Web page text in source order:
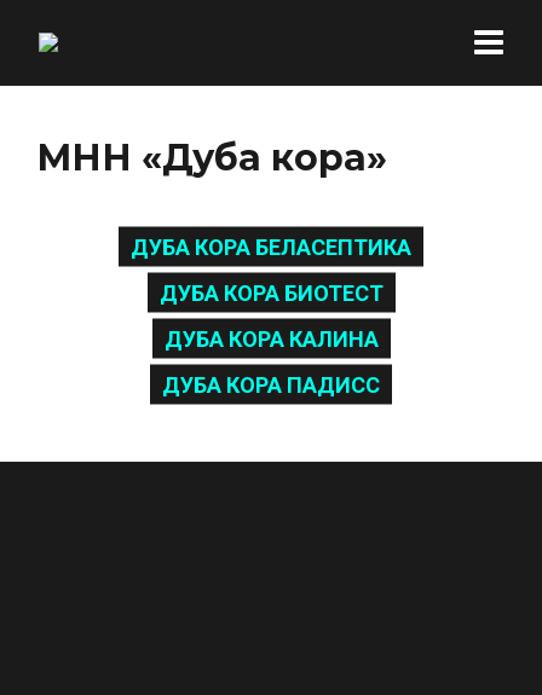
МНН «Дуба кора»
ДУБА КОРА БЕЛАСЕПТИКА
ДУБА КОРА БИОТЕСТ
ДУБА КОРА КАЛИНА
ДУБА КОРА ПАДИСС